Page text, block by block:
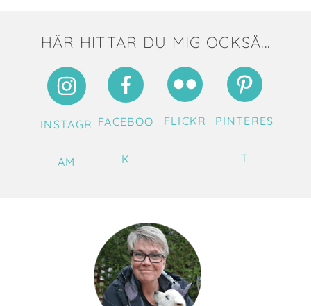
HÄR HITTAR DU MIG OCKSÅ...
INSTAGR
AM
FACEBOO
K
FLICKR PINTERES
T